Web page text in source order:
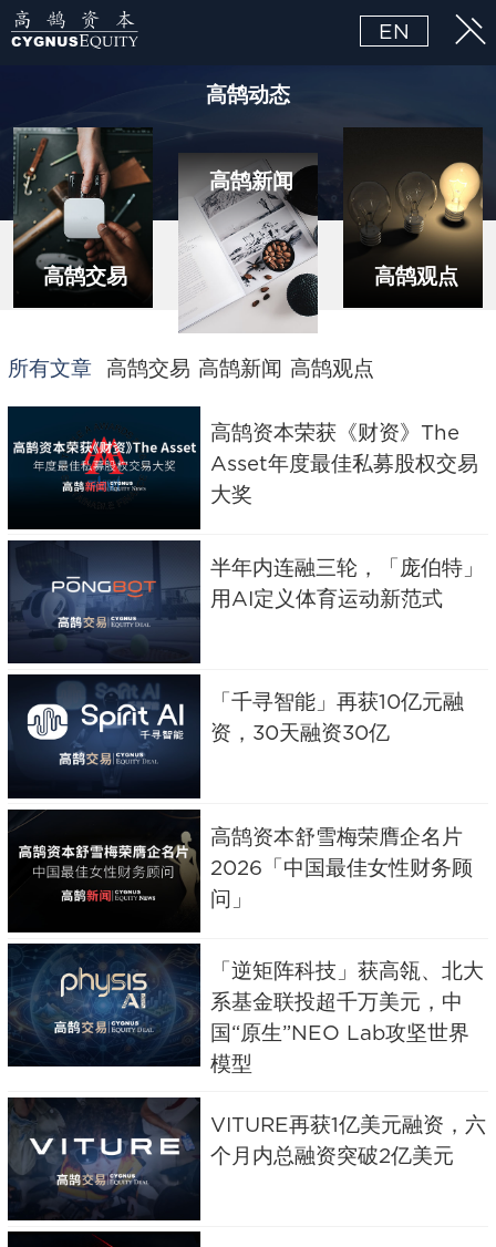
EN
高鹄动态
高鹄交易
高鹄新闻
高鹄观点
所有文章 高鹄交易 高鹄新闻 高鹄观点
高鹄资本荣获《财资》The
Asset年度最佳私募股权交易
大奖
半年内连融三轮，「庞伯特」
用AI定义体育运动新范式
「千寻智能」再获10亿元融
资，30天融资30亿
高鹄资本舒雪梅荣膺企名片
2026「中国最佳女性财务顾
问」
「逆矩阵科技」获高瓴、北大
系基金联投超千万美元，中
国“原生”NEO Lab攻坚世界
模型
VITURE再获1亿美元融资，六
个月内总融资突破2亿美元